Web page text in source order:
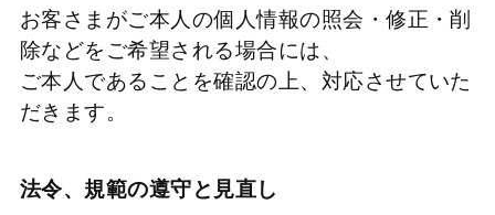
お客さまがご本人の個人情報の照会・修正・削
除などをご希望される場合には、
ご本人であることを確認の上、対応させていた
だきます。
法令、規範の遵守と見直し